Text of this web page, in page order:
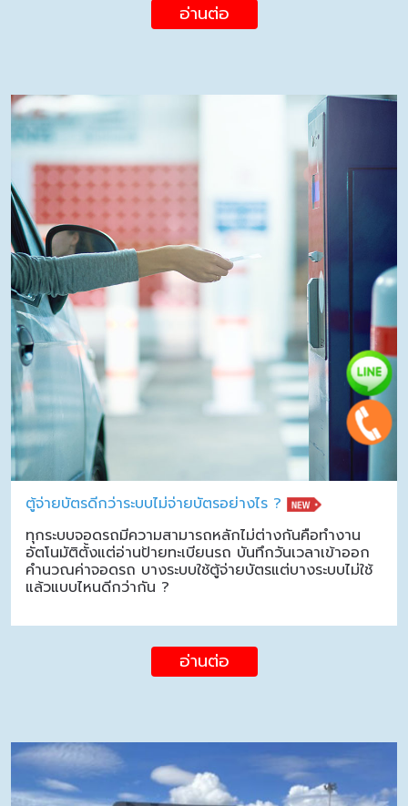
อ่านต่อ
ตู้จ่ายบัตรดีกว่าระบบไม่จ่ายบัตรอย่างไร ?
ทุกระบบจอดรถมีความสามารถหลักไม่ต่างกันคือทำงาน
อัตโนมัติตั้งแต่อ่านป้ายทะเบียนรถ บันทึกวันเวลาเข้าออก
คำนวณค่าจอดรถ บางระบบใช้ตู้จ่ายบัตรแต่บางระบบไม่ใช้
แล้วแบบไหนดีกว่ากัน ?
อ่านต่อ